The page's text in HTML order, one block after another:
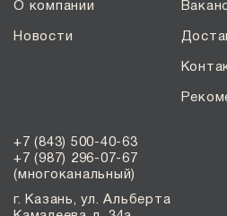
О компании
Новости
+7 (843) 500-40-63
+7 (987) 296-07-67
(многоканальный)
г. Казань, ул. Альберта